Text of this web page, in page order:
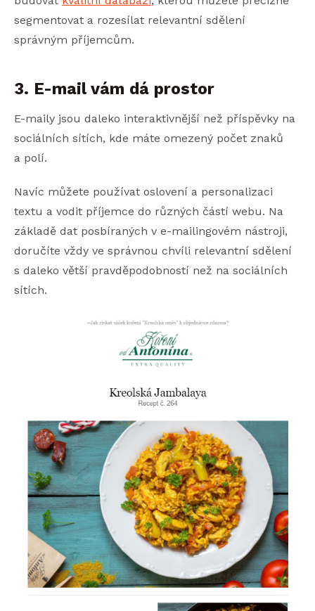
segmentovat a rozesílat relevantní sdělení
správným příjemcům.
3. E-mail vám dá prostor
E-maily jsou daleko interaktivnější než příspěvky na
sociálních sítích, kde máte omezený počet znaků
a polí.
Navíc můžete používat oslovení a personalizaci
textu a vodit příjemce do různých částí webu. Na
základě dat posbíraných v e-mailingovém nástroji,
doručíte vždy ve správnou chvíli relevantní sdělení
s daleko větší pravděpodobností než na sociálních
sítích.